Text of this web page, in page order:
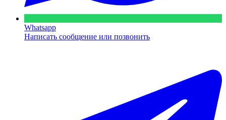
Whatsapp
Написать сообщение или позвонить